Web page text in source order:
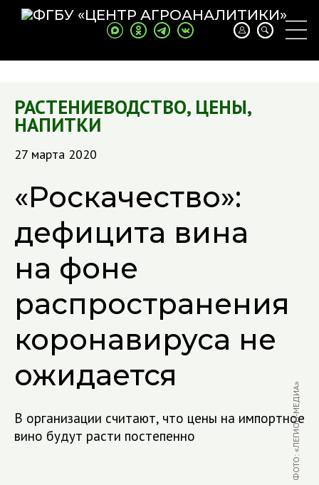
РАСТЕНИЕВОДСТВО, ЦЕНЫ,
НАПИТКИ
27 марта 2020
«Роскачество»:
дефицита вина
на фоне
распространения
коронавируса не
ожидается
В организации считают, что цены на импортное
вино будут расти постепенно
ФОТО: «ЛЕГИОН-МЕДИА»